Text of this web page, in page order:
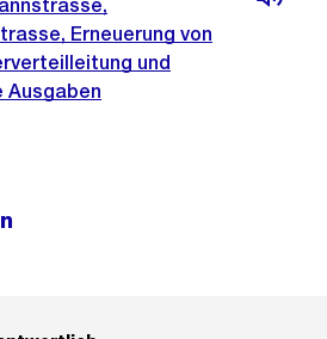
Erneuerung von
und
Ausgaben